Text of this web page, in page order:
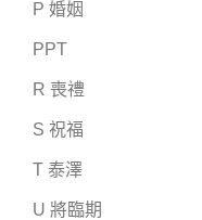
P 婚姻
PPT
R 喪禮
S 祝福
T 泰澤
U 將臨期